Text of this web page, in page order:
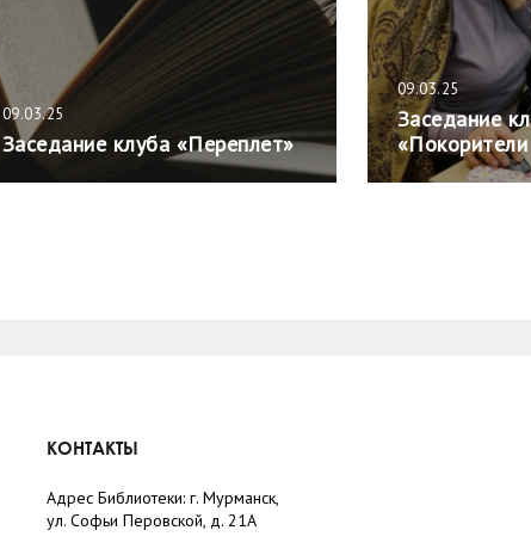
09.03.25
Заседание клуба «Переплет»
09.03.25
Заседание
КОНТАКТЫ
Адрес Библиотеки: г. Мурманск,
ул. Софьи Перовской, д. 21А